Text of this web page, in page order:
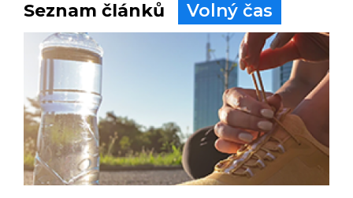
Společnost
Ekonomika a byznys
Seznam článků Volný čas